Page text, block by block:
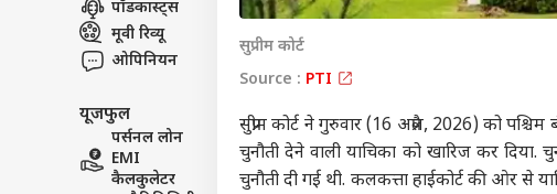
पॉडकास्ट्स
मूवी रिव्यू
ओपिनियन
यूजफुल
पर्सनल लोन
EMI
कैलकुलेटर
सुप्रीम कोर्ट
Source : PTI
सुप्रीम कोर्ट ने गुरुवार (16 अप्रैल, 2026) कोपश्चिम
चुनौती देने वाली याचिका को खारिज कर
चुनौती दी गई थी. कलकत्ता हाईकोर्ट की ओर से
एडवर्टाइज विथ अस
प्राइवेसी पॉलिसी
कॉन्टैक्ट अस
सेंड फीडबैक
अबाउट अस
PM मोदी,
अभिजीत